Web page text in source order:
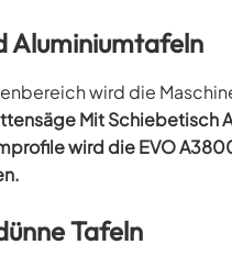
Aluminiumtafeln
wird die
Mit Schiebetisch
wird die EVO
Tafeln